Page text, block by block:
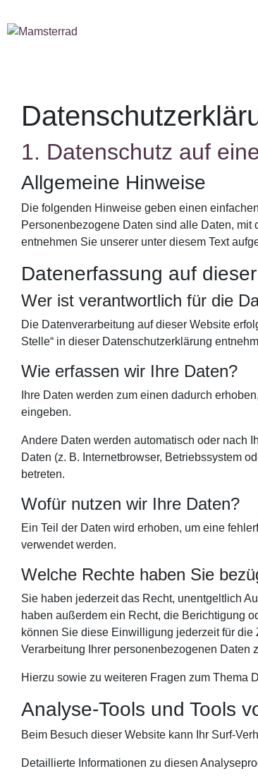
1. Datenschutz auf
Allgemeine Hinweise
Die folgenden Hinweise geben einen
Personenbezogene Daten sind alle Daten,
entnehmen Sie unserer unter diesem Text
Datenerfassung auf
Wer ist verantwortlich für die
Die Datenverarbeitung auf dieser Website
Stelle“ in dieser Datenschutzerklärung
Wie erfassen wir Ihre Daten?
Ihre Daten werden zum einen dadurch
eingeben.
Andere Daten werden automatisch oder nach
Daten (z. B. Internetbrowser, Betriebssystem
betreten.
Wofür nutzen wir Ihre Daten?
Ein Teil der Daten wird erhoben, um eine
verwendet werden.
Welche Rechte haben Sie
Sie haben jederzeit das Recht, unentgeltlich
haben außerdem ein Recht, die Berichtigung
können Sie diese Einwilligung jederzeit für
Verarbeitung Ihrer personenbezogenen Daten
Hierzu sowie zu weiteren Fragen zum Thema
Analyse-Tools und Tools
Beim Besuch dieser Website kann Ihr Surf-
Detaillierte Informationen zu diesen